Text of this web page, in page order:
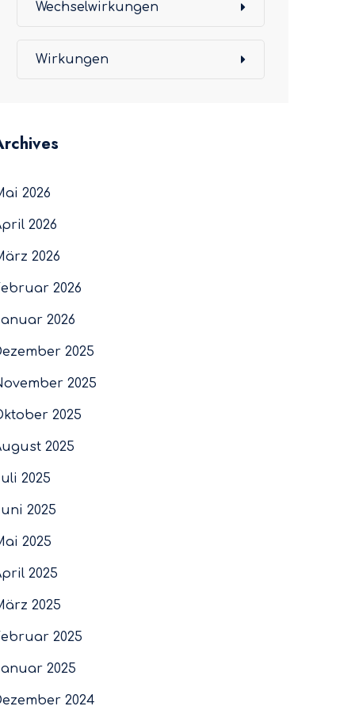
Wechselwirkungen
Wirkungen
2026
2026
2026
2026
2026
2025
2025
2025
2025
2025
2025
2025
2025
2025
2025
2025
2024